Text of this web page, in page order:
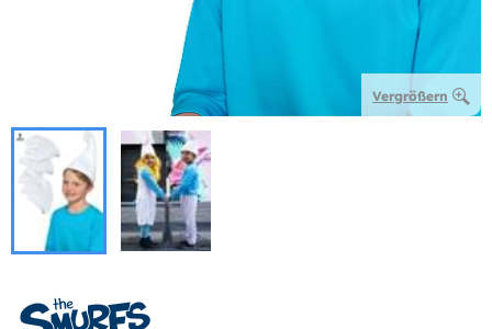
Vergrößern